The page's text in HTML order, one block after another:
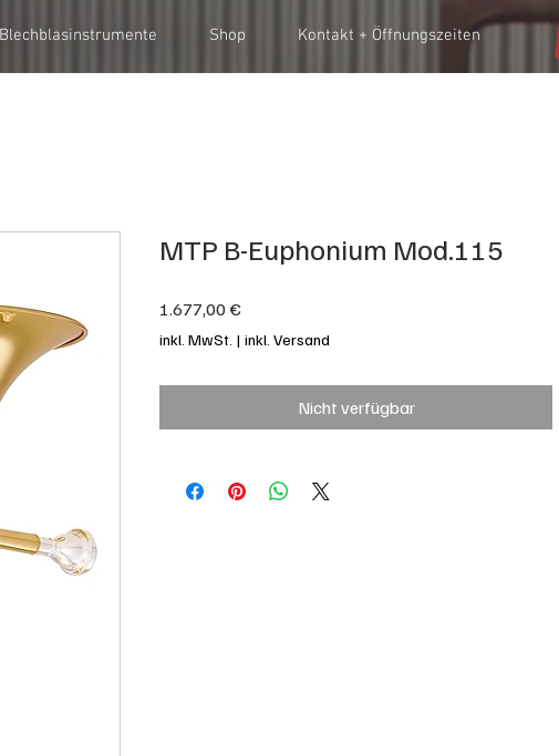
Shop Kontakt + Öffnungszeiten
MTP B-Euphonium Mod.115
1.677,00 €Preis
inkl. MwSt. | inkl. Versand
Nicht verfügbar